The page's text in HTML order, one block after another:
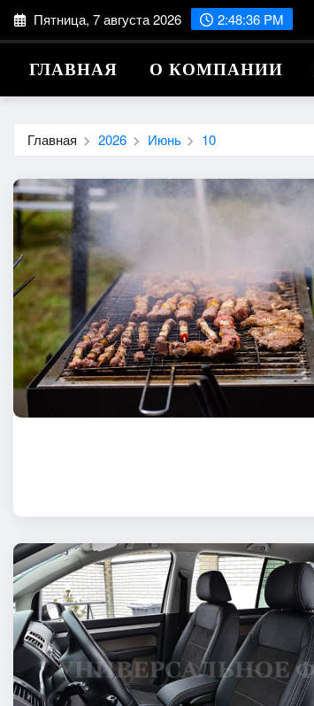
Перейти
к
содержимому
Пятница, 7 августа 2026 2:48:36 PM
ГЛАВНАЯ О КОМПАНИИ
Главная 2026 Июнь 10